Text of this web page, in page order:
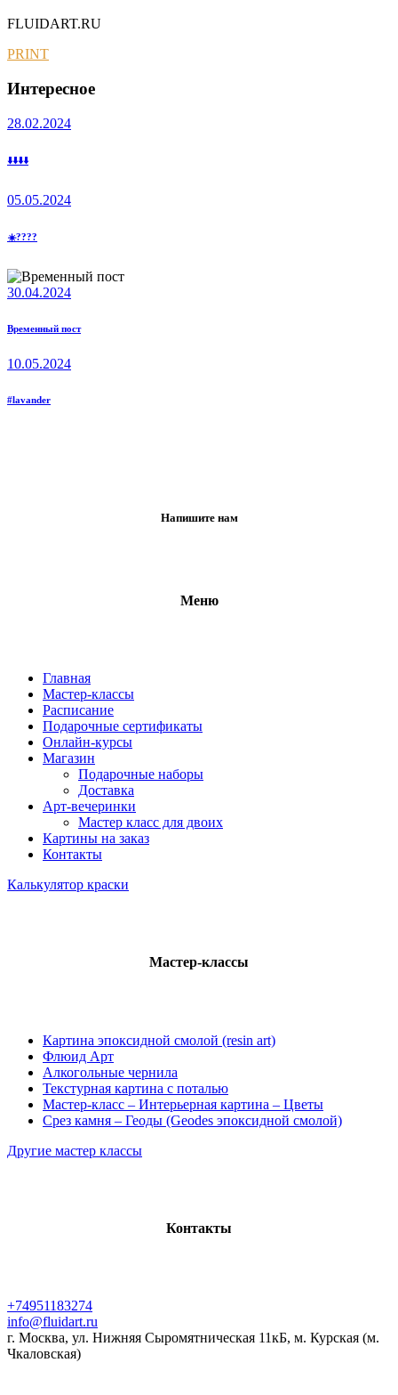
FLUIDART.RU
PRINT
Интересное
28.02.2024
⬇️⬇️⬇️⬇️
05.05.2024
☀️???‍?
30.04.2024
Временный пост
10.05.2024
#lavander
Напишите нам
Меню
Главная
Мастер-классы
Расписание
Подарочные сертификаты
Онлайн-курсы
Магазин
Подарочные наборы
Доставка
Арт-вечеринки
Мастер класс для двоих
Картины на заказ
Контакты
Калькулятор краски
Мастер-классы
Картина эпоксидной смолой (resin art)
Флюид Арт
Алкогольные чернила
Текстурная картина с поталью
Мастер-класс – Интерьерная картина – Цветы
Срез камня – Геоды (Geodes эпоксидной смолой)
Другие мастер классы
Контакты
+74951183274
info@fluidart.ru
г. Москва, ул. Нижняя Сыромятническая 11кБ, м. Курская (м.
Чкаловская)